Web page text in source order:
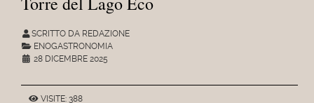
SCRITTO DA REDAZIONE
ENOGASTRONOMIA
28 DICEMBRE 2025
VISITE: 388